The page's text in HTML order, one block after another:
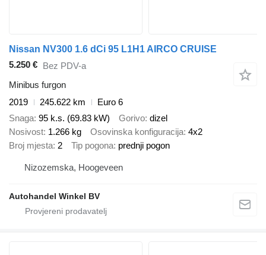
Nissan NV300 1.6 dCi 95 L1H1 AIRCO CRUISE
5.250 € Bez PDV-a
Minibus furgon
2019
245.622 km
Euro 6
Snaga 95 k.s. (69.83 kW) Gorivo dizel
Nosivost 1.266 kg Osovinska konfiguracija 4x2
Broj mjesta 2 Tip pogona prednji pogon
Nizozemska, Hoogeveen
Autohandel Winkel BV